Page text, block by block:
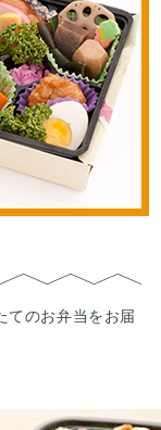
てのお弁当をお届